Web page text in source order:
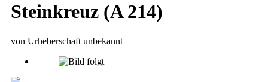
Steinkreuz (A 214)
von Urheberschaft unbekannt